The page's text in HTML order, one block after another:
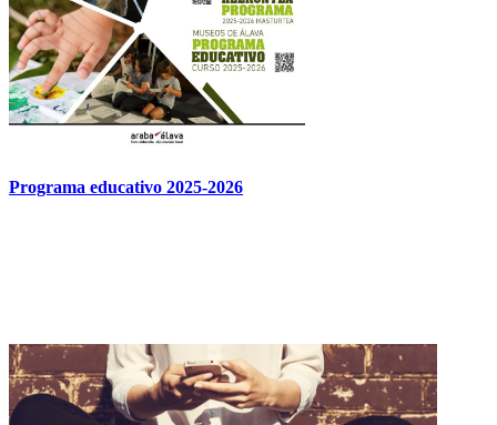
Programa educativo 2025-2026